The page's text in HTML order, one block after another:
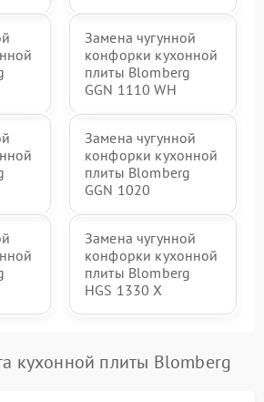
Замена чугунной
конфорки кухонной
плиты Blomberg
GGN 1110 WH
Замена чугунной
конфорки кухонной
плиты Blomberg
GGN 1020
Замена чугунной
конфорки кухонной
плиты Blomberg
HGS 1330 X
кухонной плиты Blomberg